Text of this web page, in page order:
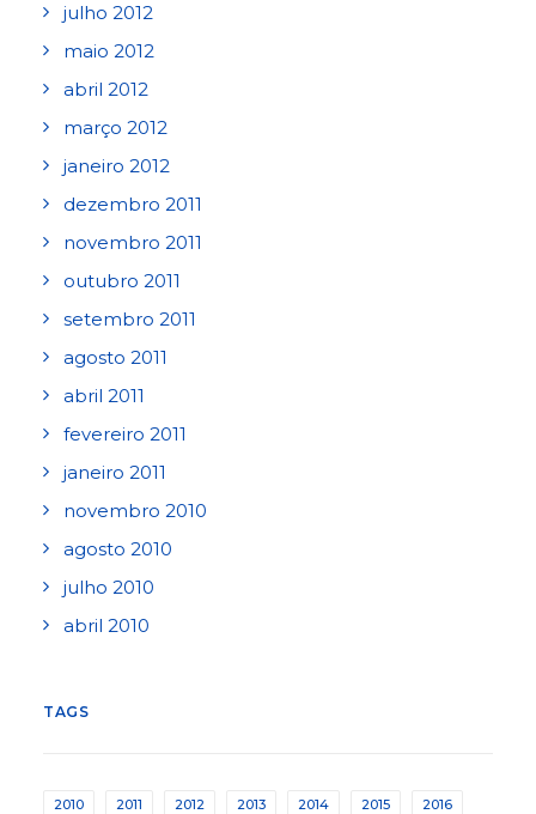
julho 2012
maio 2012
abril 2012
março 2012
janeiro 2012
dezembro 2011
novembro 2011
outubro 2011
setembro 2011
agosto 2011
abril 2011
fevereiro 2011
janeiro 2011
novembro 2010
agosto 2010
julho 2010
abril 2010
TAGS
2010 2011 2012 2013 2014 2015 2016